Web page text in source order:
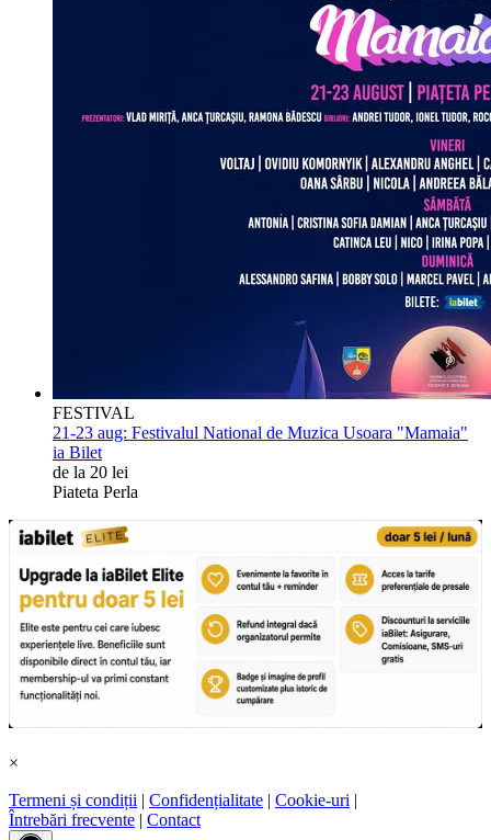
FESTIVAL
21-23 aug: Festivalul National de Muzica Usoara "Mamaia"
ia Bilet
de la 20 lei
Piateta Perla
×
Termeni și condiții | Confidențialitate | Cookie-uri |
Întrebări frecvente | Contact